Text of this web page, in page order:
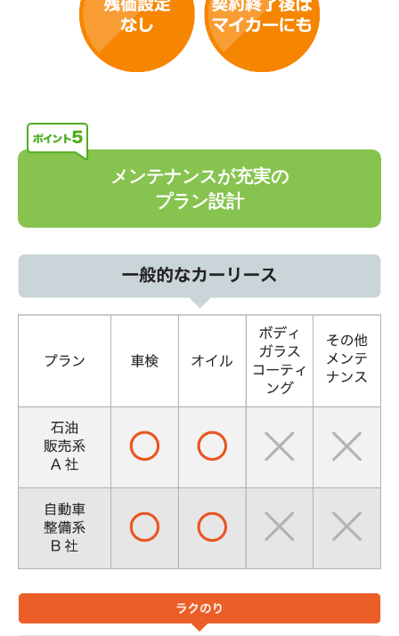
メンテナンスが充実の
プラン設計